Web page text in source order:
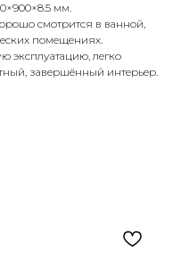
мм.
смотрится в ванной,
помещениях.
эксплуатацию, легко
завершённый интерьер.